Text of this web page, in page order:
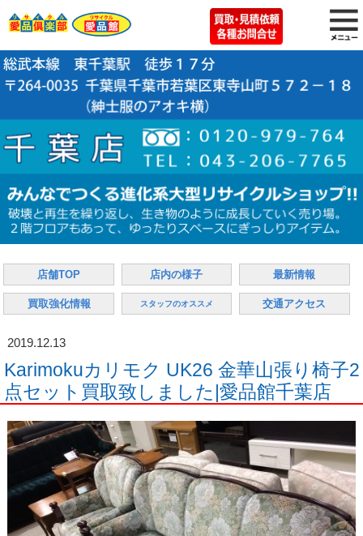
店舗TOP 店内の様子 最新情報
買取強化情報 スタッフのオススメ 交通アクセス
2019.12.13
Karimokuカリモク UK26 金華山張り椅子2
点セット買取致しました|愛品館千葉店